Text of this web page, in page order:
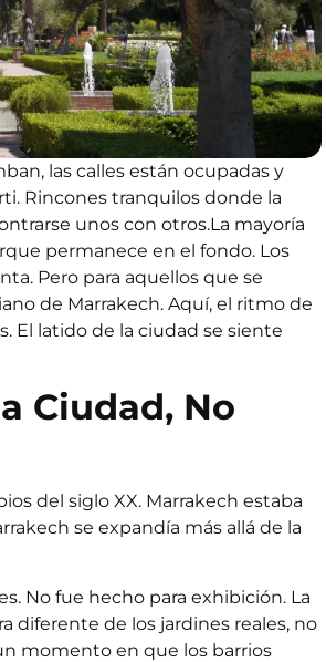
las calles están ocupadas y
Rincones tranquilos donde la
unos con otros.La mayoría
permanece en el fondo. Los
Pero para aquellos que se
de Marrakech. Aquí, el ritmo de
El latido de la ciudad se siente
Ciudad, No
del siglo XX. Marrakech estaba
se expandía más allá de la
No fue hecho para exhibición. La
diferente de los jardines reales, no
momento en que los barrios